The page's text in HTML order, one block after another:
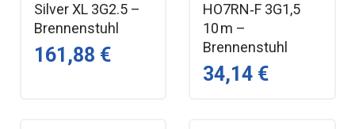
Silver XL 3G2.5 –
Brennenstuhl
161,88 €
HO7RN‑F 3G1,5
10 m –
Brennenstuhl
34,14 €